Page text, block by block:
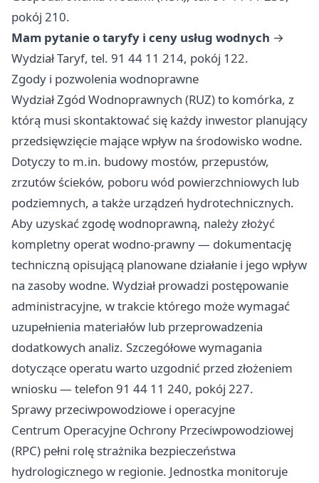
pokój 210.
Mam pytanie o taryfy i ceny usług wodnych →
Wydział Taryf, tel. 91 44 11 214, pokój 122.
Zgody i pozwolenia wodnoprawne
Wydział Zgód Wodnoprawnych (RUZ) to komórka, z
którą musi skontaktować się każdy inwestor planujący
przedsięwzięcie mające wpływ na środowisko wodne.
Dotyczy to m.in. budowy mostów, przepustów,
zrzutów ścieków, poboru wód powierzchniowych lub
podziemnych, a także urządzeń hydrotechnicznych.
Aby uzyskać zgodę wodnoprawną, należy złożyć
kompletny operat wodno-prawny — dokumentację
techniczną opisującą planowane działanie i jego wpływ
na zasoby wodne. Wydział prowadzi postępowanie
administracyjne, w trakcie którego może wymagać
uzupełnienia materiałów lub przeprowadzenia
dodatkowych analiz. Szczegółowe wymagania
dotyczące operatu warto uzgodnić przed złożeniem
wniosku — telefon 91 44 11 240, pokój 227.
Sprawy przeciwpowodziowe i operacyjne
Centrum Operacyjne Ochrony Przeciwpowodziowej
(RPC) pełni rolę strażnika bezpieczeństwa
hydrologicznego w regionie. Jednostka monitoruje